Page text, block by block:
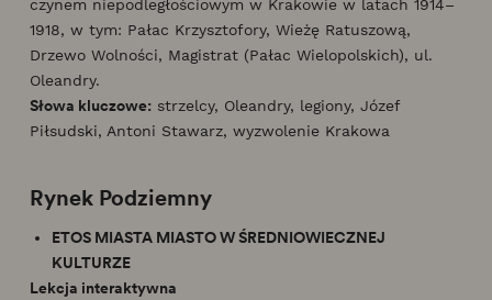
czynem niepodległościowym w Krakowie w latach 1914–
1918, w tym: Pałac Krzysztofory, Wieżę Ratuszową,
Drzewo Wolności, Magistrat (Pałac Wielopolskich), ul.
Oleandry.
Słowa kluczowe: strzelcy, Oleandry, legiony, Józef
Piłsudski, Antoni Stawarz, wyzwolenie Krakowa
Rynek Podziemny
ETOS MIASTA MIASTO W ŚREDNIOWIECZNEJ
KULTURZE
Lekcja interaktywna